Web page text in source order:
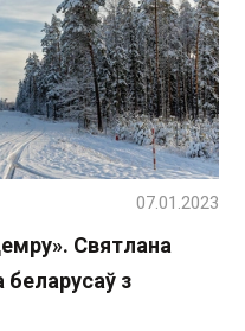
Святлана
беларусаў з
07.01.2023